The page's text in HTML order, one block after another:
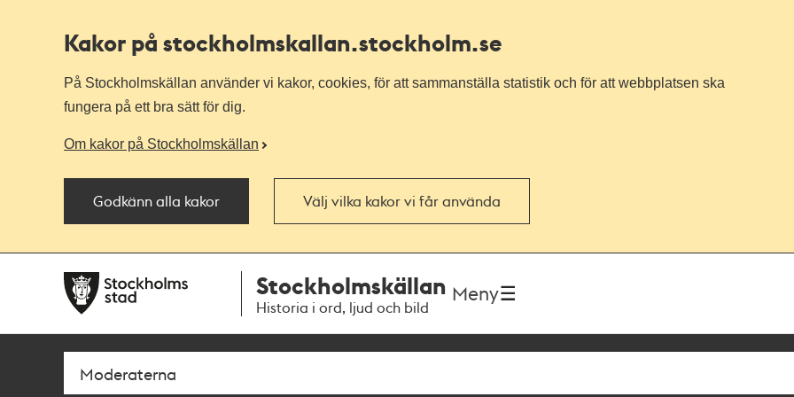
Kakor på stockholmskallan.stockholm.se
På Stockholmskällan använder vi kakor, cookies, för att sammanställa statistik och för att webbplatsen ska
fungera på ett bra sätt för dig.
Om kakor på Stockholmskällan
Godkänn alla kakor Välj vilka kakor vi får använda
navigationen
huvudinnehållet
Stockholmskällan
Historia i ord, ljud och bild
Meny
Sök